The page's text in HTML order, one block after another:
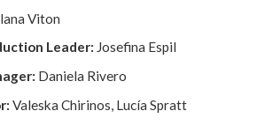
Viton
Leader: Josefina Espil
Daniela Rivero
Valeska Chirinos, Lucía Spratt